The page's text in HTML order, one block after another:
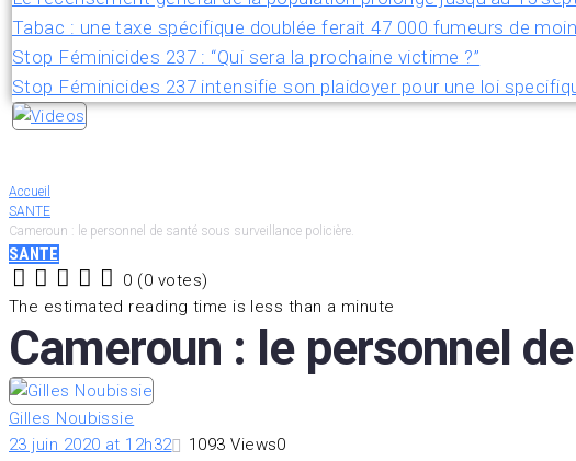
Tabac : une taxe spécifique doublée ferait 47 000 fumeurs de
Stop Féminicides 237 : “Qui sera la prochaine victime ?”
Stop Féminicides 237 intensifie son plaidoyer pour une loi
Accueil
SANTE
Cameroun : le personnel de santé sous surveillance policière.
SANTE
5
4
3
2
1
0 (0 votes)
The estimated reading time is less than a minute
Cameroun : le personnel
Gilles Noubissie
23 juin 2020 at 12h32
1093 Views0